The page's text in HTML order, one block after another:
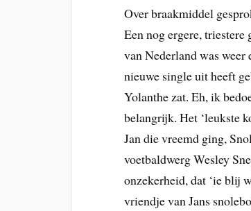
Over braakmiddel
Een nog ergere,
van Nederland was
nieuwe single uit heeft
Yolanthe zat. Eh, ik
belangrijk. Het ‘leukste
Jan die vreemd ging,
voetbaldwerg Wesley
onzekerheid, dat ‘ie blij
vriendje van Jans